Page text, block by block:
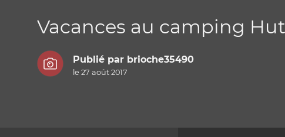
Vacances au camping
Publié par brioche35490
le 27 août 2017